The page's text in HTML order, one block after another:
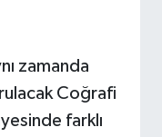
zamanda
Coğrafi
farklı